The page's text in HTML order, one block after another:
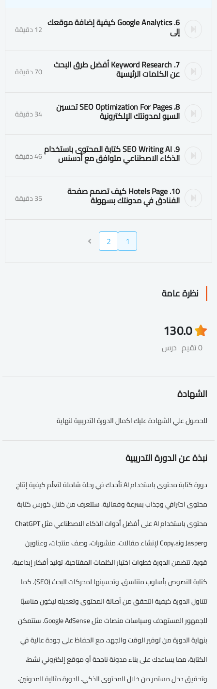
6. Google Analytics كيفية إضافة موقعك
إلى 12 دقيقة
7. Keyword Research أفضل طرق البحث
عن الكلمات الرئيسية 70 دقيقة
8. SEO Optimization For Pages تحسين
السيو لمدونتك الإلكترونية 34 دقيقة
9. SEO Writing AI كتابة المحتوى باستخدام
الذكاء الاصطناعي متوافق مع أدسنس 46 دقيقة
10. Hotels Page كيف تصمم صفحة
الفنادق في مدونتك بسهولة 35 دقيقة
1
2
نظرة عامة
0.0
0 تقيم
13
درس
الشهادة
للحصول علي الشهادة عليك اكمال الدورة التدريبية لنهاية
نبذة عن الدورة التدريبية
دورة كتابة محتوى باستخدام AI تأخدك في رحلة شاملة لتعلّم كيفية إنتاج
محتوى احترافي وجذاب بسرعة وفعالية. ستتعرف من خلال كورس كتابة
محتوى باستخدام AI على أفضل أدوات الذكاء الاصطناعي مثل ChatGPT
وJasper وCopy.ai لإنشاء مقالات، منشورات، وصف منتجات، وعناوين
قوية. تتضمن الدورة خطوات اختيار الكلمات المفتاحية، توليد أفكار إبداعية،
كتابة النصوص بأسلوب متناسق، وتحسينها لمحركات البحث (SEO). كما
تتناول الدورة كيفية التحقق من أصالة المحتوى وتعديله ليكون مناسبًا
للجمهور المستهدف وسياسات منصات مثل Google AdSense. ستتمكن
بنهاية الدورة من توفير الوقت والجهد، مع الحفاظ على جودة عالية في
الكتابة، مما يساعدك على بناء مدونة ناجحة أو موقع إلكتروني نشط،
وتحقيق دخل مستمر من خلال المحتوى الذكي. الدورة مثالية للمدونين،